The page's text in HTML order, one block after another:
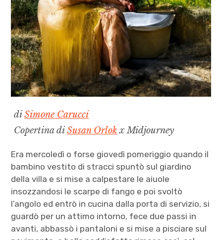
diSimone Carucci
Copertina diSusan Orlokx Midjourney
Era mercoledì o forse giovedì pomeriggio quando il
bambino vestito di stracci spuntò sul giardino
della villa e si mise a calpestare le aiuole
insozzandosi le scarpe di fango e poi svoltò
l’angolo ed entrò in cucina dalla porta di servizio, si
guardò per un attimo intorno, fece due passi in
avanti, abbassò i pantaloni e si mise a pisciare sul